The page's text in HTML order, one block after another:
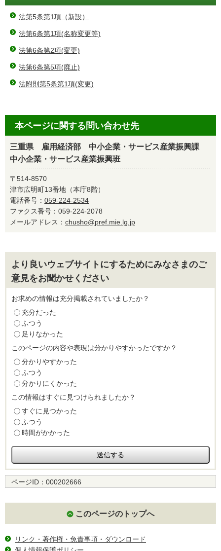
法第5条第1項（新設）
法第6条第1項(名称変更等)
法第6条第2項(変更)
法第6条第5項(廃止)
法附則第5条第1項(変更)
本ページに関する問い合わせ先
三重県 雇用経済部 中小企業・サービス産業振興課
中小企業・サービス産業振興班
〒514-8570
津市広明町13番地（本庁8階）
電話番号： 059-224-2534
ファクス番号：059-224-2078
メールアドレス： chusho@pref.mie.lg.jp
より良いウェブサイトにするためにみなさまのご
意見をお聞かせください
お求めの情報は充分掲載されていましたか？
充分だった
ふつう
足りなかった
このページの内容や表現は分かりやすかったですか？
分かりやすかった
ふつう
分かりにくかった
この情報はすぐに見つけられましたか？
すぐに見つかった
ふつう
時間がかかった
ページID： 000202666
このページのトップへ
リンク・著作権・免責事項・ダウンロード